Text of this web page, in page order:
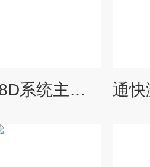
台州西门子828D系统主轴电机维修公司-当天检测提供维修视频